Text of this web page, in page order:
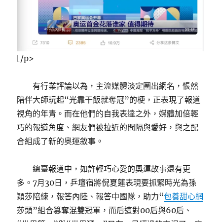
[/p>
有行業評論以為，主流媒體淡定圈出網名，悵然
陪伴大師玩起“光靠干飯就奪冠”的梗，正表現了報道
視角的年青。而在他們的自我表達之外，媒體加倍輕
巧的報道角度、網友們被拉近的間隔與愛好，與之配
合組成了新的奧運敘事。
總臺報道中，如許輕巧心愛的奧運故事還有更
多。7月30日，乒壇宿將倪夏蓮表現要抓緊時光為孫
穎莎陪練，報答內陸、報答中國隊，助力“包養甜心網
莎頭”組合篡奪混雙冠軍，而后這對00后與60后、